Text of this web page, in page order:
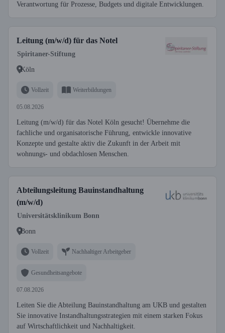
Verantwortung für Prozesse, Budgets und digitale Entwicklungen.
Leitung (m/w/d) für das Notel
Spiritaner-Stiftung
Köln
Vollzeit Weiterbildungen
05.08.2026
Leitung (m/w/d) für das Notel Köln gesucht! Übernehme die
fachliche und organisatorische Führung, entwickle innovative
Konzepte und gestalte aktiv die Zukunft in der Arbeit mit
wohnungs- und obdachlosen Menschen.
Abteilungsleitung Bauinstandhaltung
(m/w/d)
Universitätsklinikum Bonn
Bonn
Vollzeit Nachhaltiger Arbeitgeber
Gesundheitsangebote
07.08.2026
Leiten Sie die Abteilung Bauinstandhaltung am UKB und gestalten
Sie innovative Instandhaltungsstrategien mit einem starken Fokus
auf Wirtschaftlichkeit und Nachhaltigkeit.